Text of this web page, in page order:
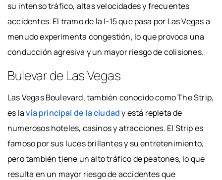
su intenso tráfico, altas velocidades y frecuentes
accidentes. El tramo de la I-15 que pasa por Las Vegas a
menudo experimenta congestión, lo que provoca una
conducción agresiva y un mayor riesgo de colisiones.
Bulevar de Las Vegas
Las Vegas Boulevard, también conocido como The Strip,
es lavía principal de la ciudady está repleta de
numerosos hoteles, casinos y atracciones. El Strip es
famoso por sus luces brillantes y su entretenimiento,
pero también tiene un alto tráfico de peatones, lo que
resulta en un mayor riesgo de accidentes que